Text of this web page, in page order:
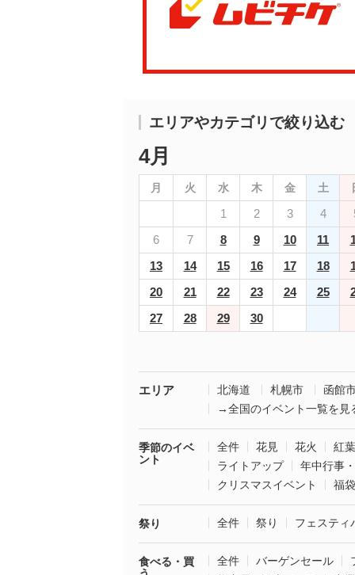
エリアやカテゴリで絞り込む
4月
月 火 水 木 金 土
1 2 3 4
6
7 8 9 10 11
13
14 15 16 17 18
20
21 22 23 24 25
27
28 29 30
エリア 北海道 札幌市
函館
→全国のイベント一覧を見
季節のイベ
ント
全件 花見 花火
紅葉
ライトアップ
年中行事
クリスマスイベント
福
祭り 全件 祭り フェスティ
食べる・買
全件 バーゲンセール